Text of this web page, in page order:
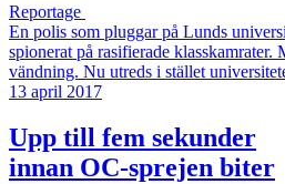
Reportage
En polis som pluggar på Lunds
spionerat på rasifierade klasskamrater.
vändning. Nu utreds i stället
13 april 2017
Upp till fem sekunder
innan OC-sprejen biter